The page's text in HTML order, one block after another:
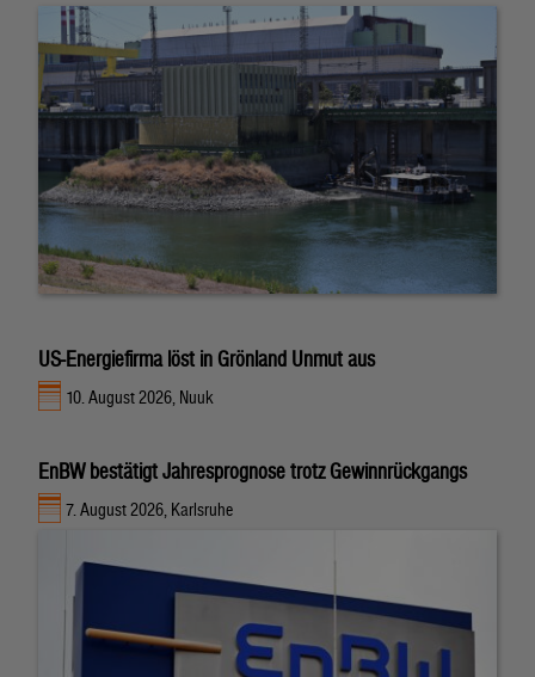
US-Energiefirma löst in Grönland Unmut aus
10. August 2026, Nuuk
EnBW bestätigt Jahresprognose trotz Gewinnrückgangs
7. August 2026, Karlsruhe